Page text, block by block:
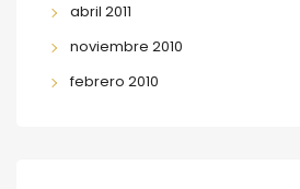
abril 2011
noviembre 2010
febrero 2010